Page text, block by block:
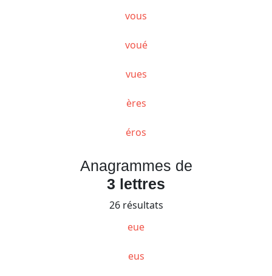
vous
voué
vues
ères
éros
Anagrammes de
3 lettres
26 résultats
eue
eus